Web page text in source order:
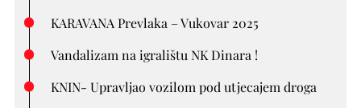
KARAVANA Prevlaka – Vukovar 2025
Vandalizam na igralištu NK Dinara !
KNIN- Upravljao vozilom pod utjecajem droga